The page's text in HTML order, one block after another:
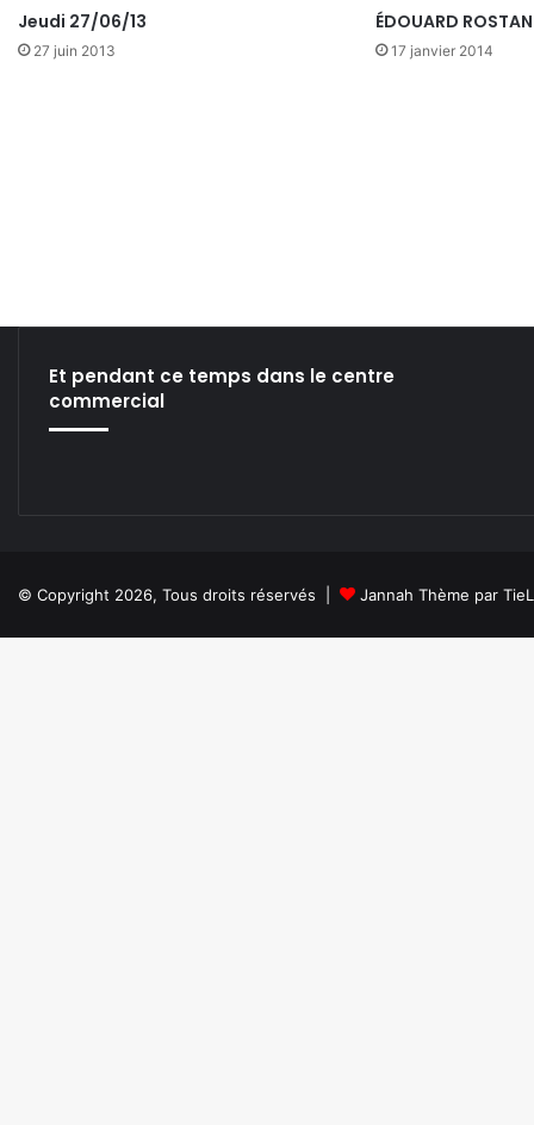
Jeudi 27/06/13
27 juin 2013
ÉDOUARD
17 janvier 2014
Et pendant ce temps dans le centre
commercial
© Copyright 2026, Tous droits réservés | Jannah Thème par